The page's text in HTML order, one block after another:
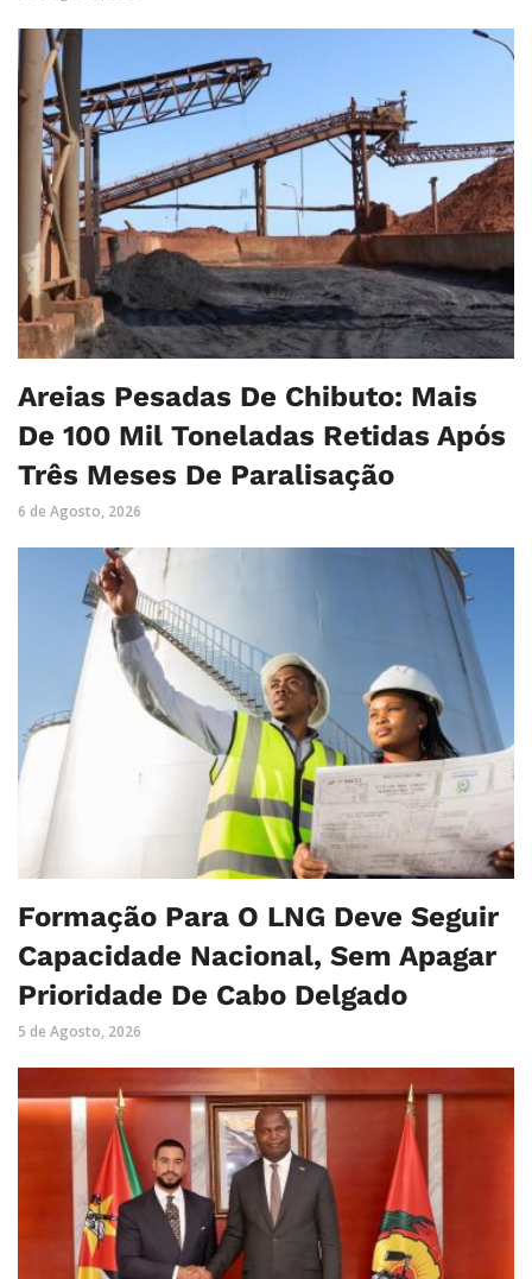
Areias Pesadas De Chibuto: Mais
De 100 Mil Toneladas Retidas Após
Três Meses De Paralisação
6 de Agosto, 2026
Formação Para O LNG Deve Seguir
Capacidade Nacional, Sem Apagar
Prioridade De Cabo Delgado
5 de Agosto, 2026